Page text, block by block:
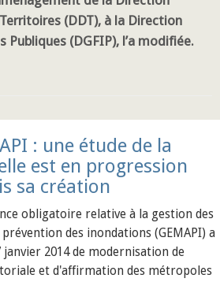
(DDT), à la Direction
Publiques (DGFIP), l’a modifiée.
: une étude de la
est en progression
sa création
obligatoire relative à la gestion des
des inondations (GEMAPI) a
2014 de modernisation de
et d'affirmation des métropoles